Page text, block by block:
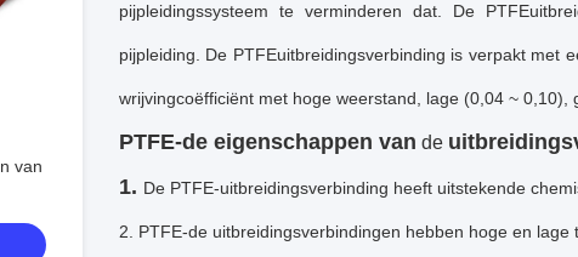
van
pijpleidingssysteem te verminderen dat. De
pijpleiding. De PTFEuitbreidingsverbinding is verpakt met
wrijvingcoëfficiënt met hoge weerstand, lage (0,04 ~
PTFE-de eigenschappen van de
1. De PTFE-uitbreidingsverbinding heeft uitstekende
2. PTFE-de uitbreidingsverbindingen hebben hoge en